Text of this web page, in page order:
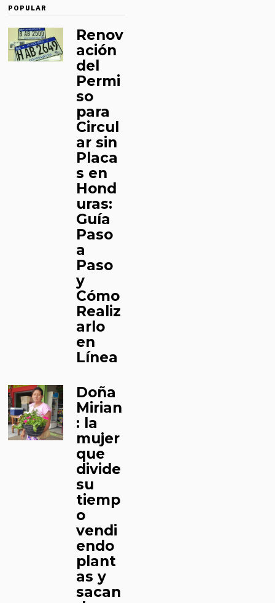
POPULAR
Renov
ación
del
Permi
so
para
Circul
ar sin
Placa
s en
Hond
uras:
Guía
Paso
a
Paso
y
Cómo
Realiz
arlo
en
Línea
Doña
Mirian
: la
mujer
que
divide
su
tiemp
o
vendi
endo
plant
as y
sacan